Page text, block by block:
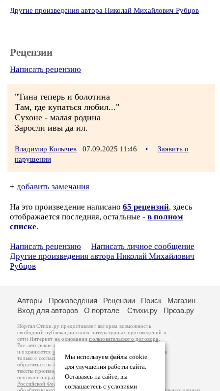
Другие произведения автора Николай Михайлович Рубцов
Рецензии
Написать рецензию
"Тина теперь и болотина
Там, где купаться любил..."
Сухоне - малая родина
Заросли ивы да ил.
Владимир Колычев 07.09.2025 11:46 •
Заявить о
нарушении
+ добавить замечания
На это произведение написано 65 рецензий, здесь
отображается последняя, остальные - в полном
списке.
Написать рецензию
Написать личное сообщение
Другие произведения автора Николай Михайлович
Рубцов
Мы используем файлы cookie
для улучшения работы сайта.
Оставаясь на сайте, вы
соглашаетесь с условиями
Авторы Произведения Рецензии Поиск
Магазин
Вход для авторов
О портале Стихи.ру Проза.ру
Портал Стихи.ру предоставляет авторам возможность
свободной публикации своих литературных произведений в
сети Интернет на основаниипользовательского договора
Все авторские права на произведения принадлежат авторам
и охраняются законом
. Перепечатка произведений возможна
только с согласия его автора, к которому вы можете
обратиться на его авторской странице. Ответственность за
тексты произведений авторы несут самостоятельно на
основанииправил публикацииизаконодательства
Российской Федерации